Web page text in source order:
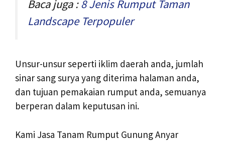
Baca juga :8 Jenis Rumput Taman
Landscape Terpopuler
Unsur-unsur seperti iklim daerah anda, jumlah
sinar sang surya yang diterima halaman anda,
dan tujuan pemakaian rumput anda, semuanya
berperan dalam keputusan ini.
Kami Jasa Tanam Rumput Gunung Anyar